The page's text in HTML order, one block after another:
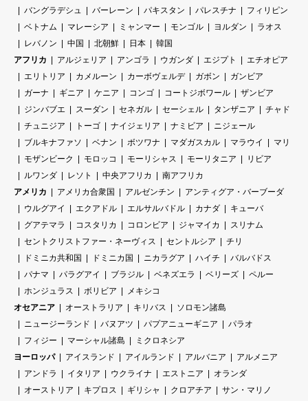
バングラデシュ
バーレーン パキスタン パレスチナ
フィリピン
ベトナム
マレーシア ミャンマー モンゴル ヨルダン
ラオス
レバノン
中国 北朝鮮 日本
韓国
アフリカ
アルジェリア アンゴラ ウガンダ エジプト
エチオピア
エリトリア
カメルーン カーボヴェルデ ガボン
ガンビア
ガーナ
ギニア ケニア コンゴ コートジボワール
ザンビア
ジンバブエ
スーダン セネガル セーシェル タンザニア
チャド
チュニジア
トーゴ ナイジェリア ナミビア
ニジェール
ブルキナファソ
ベナン ボツワナ マダガスカル マラウイ
マリ
モザンビーク
モロッコ モーリシャス モーリタニア
リビア
ルワンダ
レソト 中央アフリカ
南アフリカ
アメリカ
アメリカ合衆国 アルゼンチン
アンティグア・バーブーダ
ウルグアイ
エクアドル エルサルバドル カナダ
キューバ
グアテマラ
コスタリカ コロンビア ジャマイカ
スリナム
セントクリストファー・ネーヴィス
セントルシア
チリ
ドミニカ共和国
ドミニカ国 ニカラグア ハイチ
バルバドス
パナマ
パラグアイ ブラジル ベネズエラ ベリーズ
ペルー
ホンジュラス
ボリビア
メキシコ
オセアニア
オーストラリア キリバス
ソロモン諸島
ニュージーランド
バヌアツ パプアニューギニア
パラオ
フィジー
マーシャル諸島
ミクロネシア
ヨーロッパ
アイスランド アイルランド アルバニア
アルメニア
アンドラ
イタリア ウクライナ エストニア
オランダ
オーストリア
キプロス ギリシャ クロアチア サン・マリノ